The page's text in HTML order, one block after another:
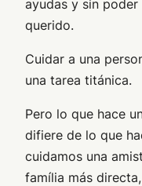
ayudas y sin
querido.
Cuidar a una
una tarea titánica.
Pero lo que hace
difiere de lo que
cuidamos una
família más